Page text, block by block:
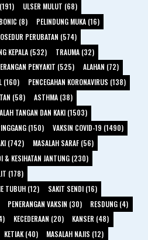
ULSER MULUT (68)
(8)
PELINDUNG MUKA (16)
PERUBATAN (574)
KEPALA (532)
TRAUMA (32)
PENYAKIT (525)
ALAHAN (72)
(160)
PENCEGAHAN KORONAVIRUS (138)
(58)
ASTHMA (38)
TANGAN DAN KAKI (1503)
(150)
VAKSIN COVID-19 (1490)
(742)
MASALAH SARAF (56)
& KESIHATAN JANTUNG (230)
(178)
TUBUH (12)
SAKIT SENDI (16)
PENERANGAN VAKSIN (30)
RESDUNG (4)
KECEDERAAN (20)
KANSER (48)
KETIAK (40)
MASALAH NAJIS (12)